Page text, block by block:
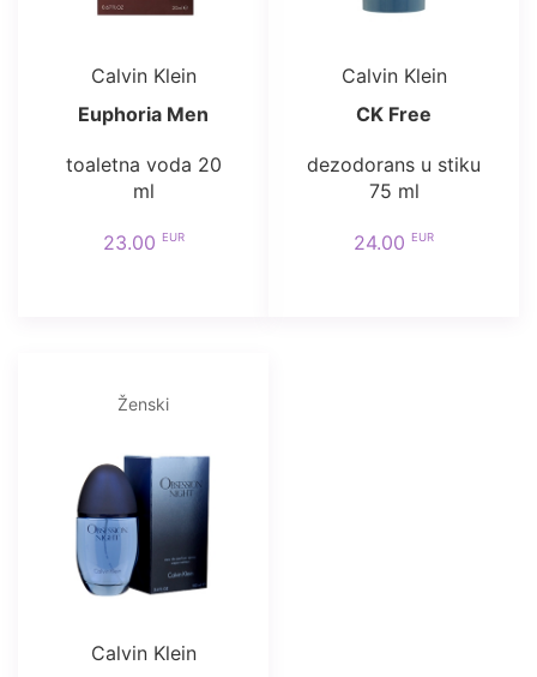
Calvin Klein
Euphoria Men
toaletna voda 20
ml
23.00 EUR
Calvin Klein
CK Free
dezodorans u stiku
75 ml
24.00 EUR
Ženski
Calvin Klein